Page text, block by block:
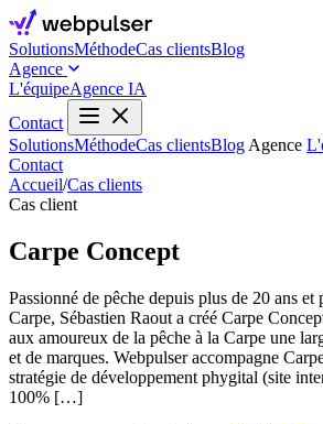
SolutionsMéthodeCas clientsBlog
Agence
L'équipeAgence IA
Contact
SolutionsMéthodeCas clientsBlog Agence
Contact
Accueil/Cas clients
Cas client
Carpe Concept
Passionné de pêche depuis plus de 20 ans
Carpe, Sébastien Raout a créé Carpe
aux amoureux de la pêche à la Carpe une
et de marques. Webpulser accompagne
stratégie de développement phygital (site
100% […]